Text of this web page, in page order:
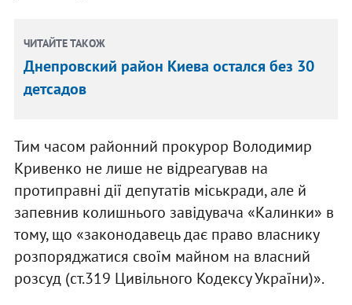
ЧИТАЙТЕ ТАКОЖ
Днепровский район Киева остался без 30
детсадов
Тим часом районний прокурор Володимир
Кривенко не лише не відреагував на
протиправні дії депутатів міськради, але й
запевнив колишнього завідувача «Калинки» в
тому, що «законодавець дає право власнику
розпоряджатися своїм майном на власний
розсуд (ст.319 Цивільного Кодексу України)».